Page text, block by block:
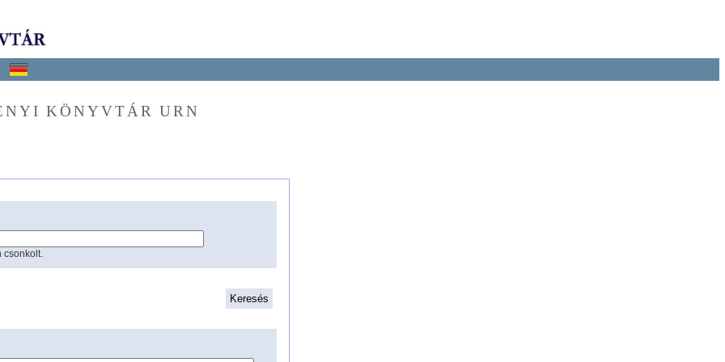
KÖNYVTÁR URN
csonkolt.